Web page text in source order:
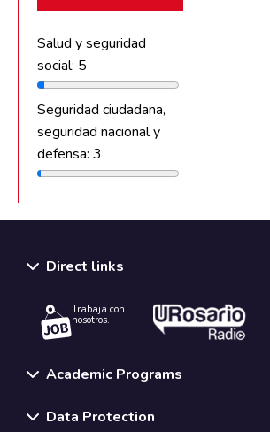
Salud y seguridad
social: 5
Seguridad ciudadana,
seguridad nacional y
defensa: 3
Direct links
Trabaja con
nosotros.
Academic Programs
Data Protection